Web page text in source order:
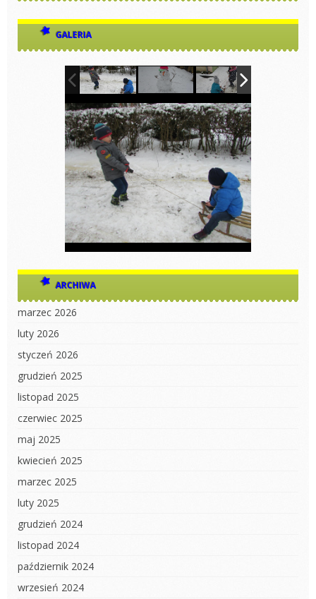
GALERIA
ARCHIWA
marzec 2026
luty 2026
styczeń 2026
grudzień 2025
listopad 2025
czerwiec 2025
maj 2025
kwiecień 2025
marzec 2025
luty 2025
grudzień 2024
listopad 2024
październik 2024
wrzesień 2024